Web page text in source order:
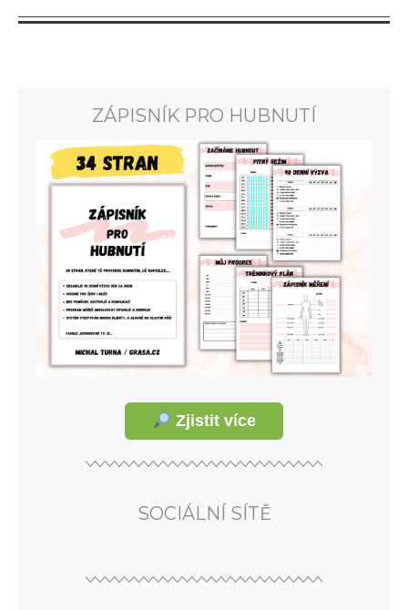
ZÁPISNÍK PRO HUBNUTÍ
Zjistit více
SOCIÁLNÍ SÍTĚ